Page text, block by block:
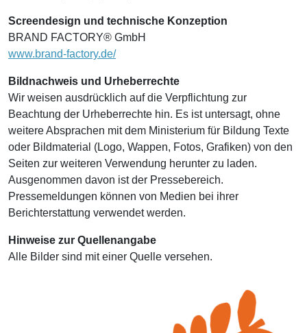
Screendesign und technische Konzeption
BRAND FACTORY® GmbH
www.brand-factory.de/
Bildnachweis und Urheberrechte
Wir weisen ausdrücklich auf die Verpflichtung zur
Beachtung der Urheberrechte hin. Es ist untersagt, ohne
weitere Absprachen mit dem Ministerium für Bildung Texte
oder Bildmaterial (Logo, Wappen, Fotos, Grafiken) von den
Seiten zur weiteren Verwendung herunter zu laden.
Ausgenommen davon ist der Pressebereich.
Pressemeldungen können von Medien bei ihrer
Berichterstattung verwendet werden.
Hinweise zur Quellenangabe
Alle Bilder sind mit einer Quelle versehen.